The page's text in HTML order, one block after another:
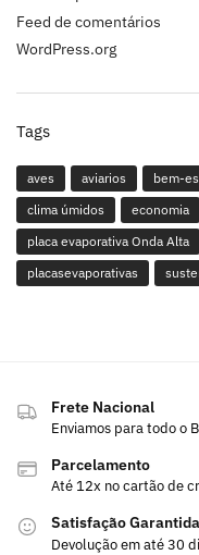
Feed de comentários
WordPress.org
Tags
aves aviarios bem-
clima úmidos
economia
placa evaporativa Onda Alta
placasevaporativas
Frete Nacional
Enviamos para todo o
Parcelamento
Até 12x no cartão de
Satisfação Garantida
Devolução em até 30